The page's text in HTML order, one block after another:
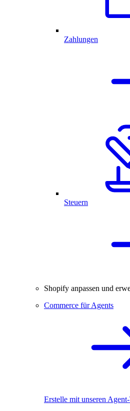
Zahlungen
Steuern
Shopify anpassen und
Commerce für Agents
Erstelle mit unseren